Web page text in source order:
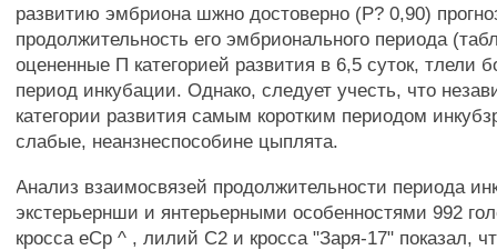
развитию эмбриона шжно достоверно (Р? 0,90)
продолжительность его эмбрионального периода
оцененные П категорией развития в 6,5 суток, тлели
период инкубации. Однако, следует учесть, что
категории развития самым коротким периодом
слабые, неанзнеспособине цыплята.
Анализ взаимосвязей продолжительности периода
экстерьернши и янтерьерными особенностями 992
кросса еСр ^ , лилий С2 и кросса "Заря-17" показал,